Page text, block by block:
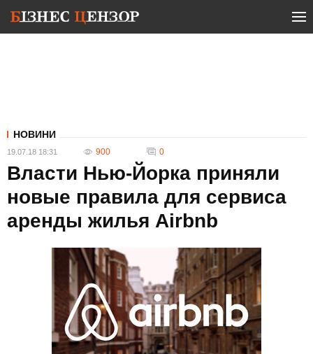
НОВИНИ
19.07.18 18:31 900 0
Власти Нью-Йорка приняли
новые правила для сервиса
аренды жилья Airbnb